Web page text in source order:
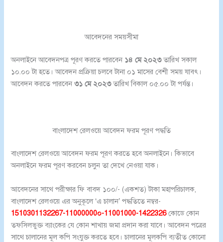
আবেদনের সময়সীমা
অনলাইনে আবেদনপত্র পূরণ করতে পারবেন ১৪ মে ২০২৩তারিখ সকাল
১০.০০ টা হতে। আবেদন প্রক্রিয়া চলবে টানা ০১ মাসের বেশী সময় যাবৎ।
আবেদন করতে পারবেন৩১ মে ২০২৩তারিখ বিকাল ০৫.০০ টা পর্যন্ত।
বাংলাদেশ রেলওয়ে আবেদন ফরম পূরণ পদ্ধতি
বাংলাদেশ রেলওয়ে আবেদন ফরম পূরণ করতে হবে অনলাইনে। কিভাবে
অনলাইনে ফরম পূরণ করবেন চলুন তা দেখে নেওয়া যাক।
আবেদনের সাথে পরীক্ষার ফি বাবদ ১০০/- (একশত) টাকা মহাপরিচালক,
বাংলাদেশ রেলওয়ে এর অনুকূলে ‘এ চালান’ পদ্ধতিতে নম্বর-
1510301132267-11000000০-11001000-1422326 কোডে কোন
তফসিলভুক্ত ব্যাংকের যে কোন শাখায় জমা প্রদান করা যাবে। আবেদন পত্রের
সাথে চালানের মূল কপি সংযুক্ত করতে হবে। চালানের মূলকপি ব্যতীত কোনো